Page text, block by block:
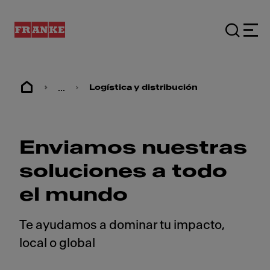
... Logística y distribución
Enviamos nuestras
soluciones a todo
el mundo
Te ayudamos a dominar tu impacto,
local o global